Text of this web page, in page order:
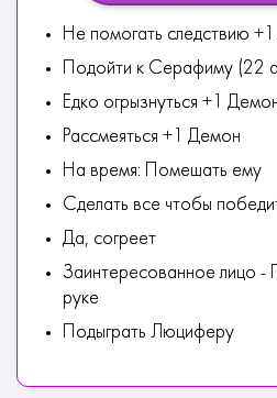
Не помогать следствию
Подойти к Серафиму (22
Едко огрызнуться +1
Рассмеяться +1 Демон
На время: Помешать ему
Сделать все чтобы
Да, согреет
Заинтересованное лицо -
руке
Подыграть Люциферу